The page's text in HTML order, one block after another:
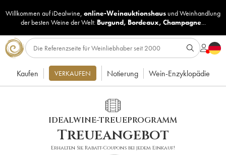
Willkommen auf iDealwine, online-Weinauktionshaus undWeinhandlung
der besten Weine der Welt: Burgund, Bordeaux, Champagne...
Kaufen VERKAUFEN Notierung Wein-Enzyklopädie
IDEALWINE-TREUEPROGRAMM
Treueangebot
Erhalten Sie Rabatt-Coupons bei jedem Einkauf!